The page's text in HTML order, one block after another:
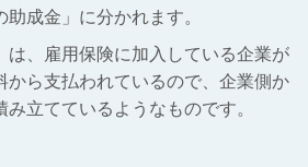
成金」に分かれます。
は、雇用保険に加入している企業が
から支払われているので、企業側か
立てているようなものです。